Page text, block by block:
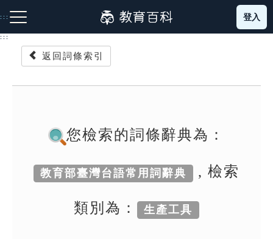
到
主
::: 登入
:::
返回詞條索引
您檢索的詞條辭典為：
教育部臺灣台語常用詞辭典 , 檢索
類別為： 生產工具